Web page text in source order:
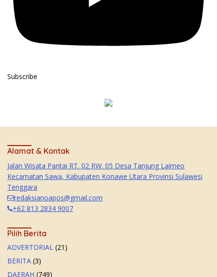
Subscribe
Alamat & Kontak
Jalan Wisata Pantai RT. 02 RW. 05 Desa Tanjung Laimeo
Kecamatan Sawa, Kabupaten Konawe Utara Provinsi Sulawesi
Tenggara
redaksianoapos@gmail.com
+62 813 2834 9007
Pilih Berita
ADVERTORIAL (21)
BERITA (3)
DAERAH (749)